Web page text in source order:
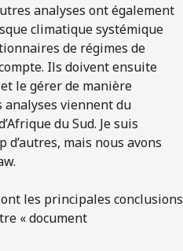
analyses ont également
climatique systémique
de régimes de
Ils doivent ensuite
le gérer de manière
analyses viennent du
du Sud. Je suis
d’autres, mais nous avons
les principales conclusions
« document